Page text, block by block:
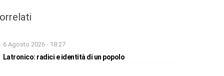
6 Agosto 2026 - 18:27
Latronico: radici e identità di un popolo